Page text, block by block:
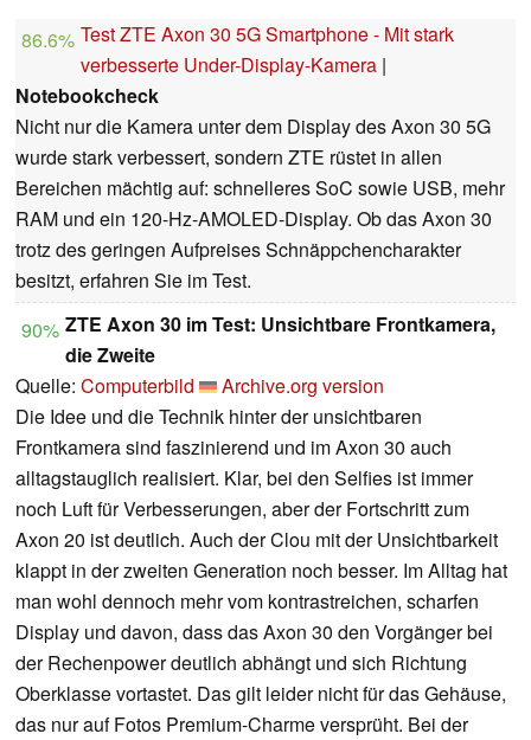
86.6% Test ZTE Axon 30 5G Smartphone - Mit stark
verbesserte Under-Display-Kamera |
Notebookcheck
Nicht nur die Kamera unter dem Display des Axon 30 5G
wurde stark verbessert, sondern ZTE rüstet in allen
Bereichen mächtig auf: schnelleres SoC sowie USB, mehr
RAM und ein 120-Hz-AMOLED-Display. Ob das Axon 30
trotz des geringen Aufpreises Schnäppchencharakter
besitzt, erfahren Sie im Test.
90% ZTE Axon 30 im Test: Unsichtbare Frontkamera,
die Zweite
Quelle: Computerbild
Archive.org version
Die Idee und die Technik hinter der unsichtbaren
Frontkamera sind faszinierend und im Axon 30 auch
alltagstauglich realisiert. Klar, bei den Selfies ist immer
noch Luft für Verbesserungen, aber der Fortschritt zum
Axon 20 ist deutlich. Auch der Clou mit der Unsichtbarkeit
klappt in der zweiten Generation noch besser. Im Alltag hat
man wohl dennoch mehr vom kontrastreichen, scharfen
Display und davon, dass das Axon 30 den Vorgänger bei
der Rechenpower deutlich abhängt und sich Richtung
Oberklasse vortastet. Das gilt leider nicht für das Gehäuse,
das nur auf Fotos Premium-Charme versprüht. Bei der